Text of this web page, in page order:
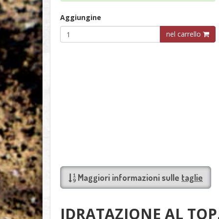
Aggiungine
nel carrello
Maggiori informazioni sulle taglie
IDRATAZIONE AL